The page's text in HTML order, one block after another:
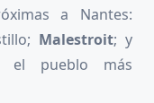
a Nantes:
Malestroit; y
el pueblo más